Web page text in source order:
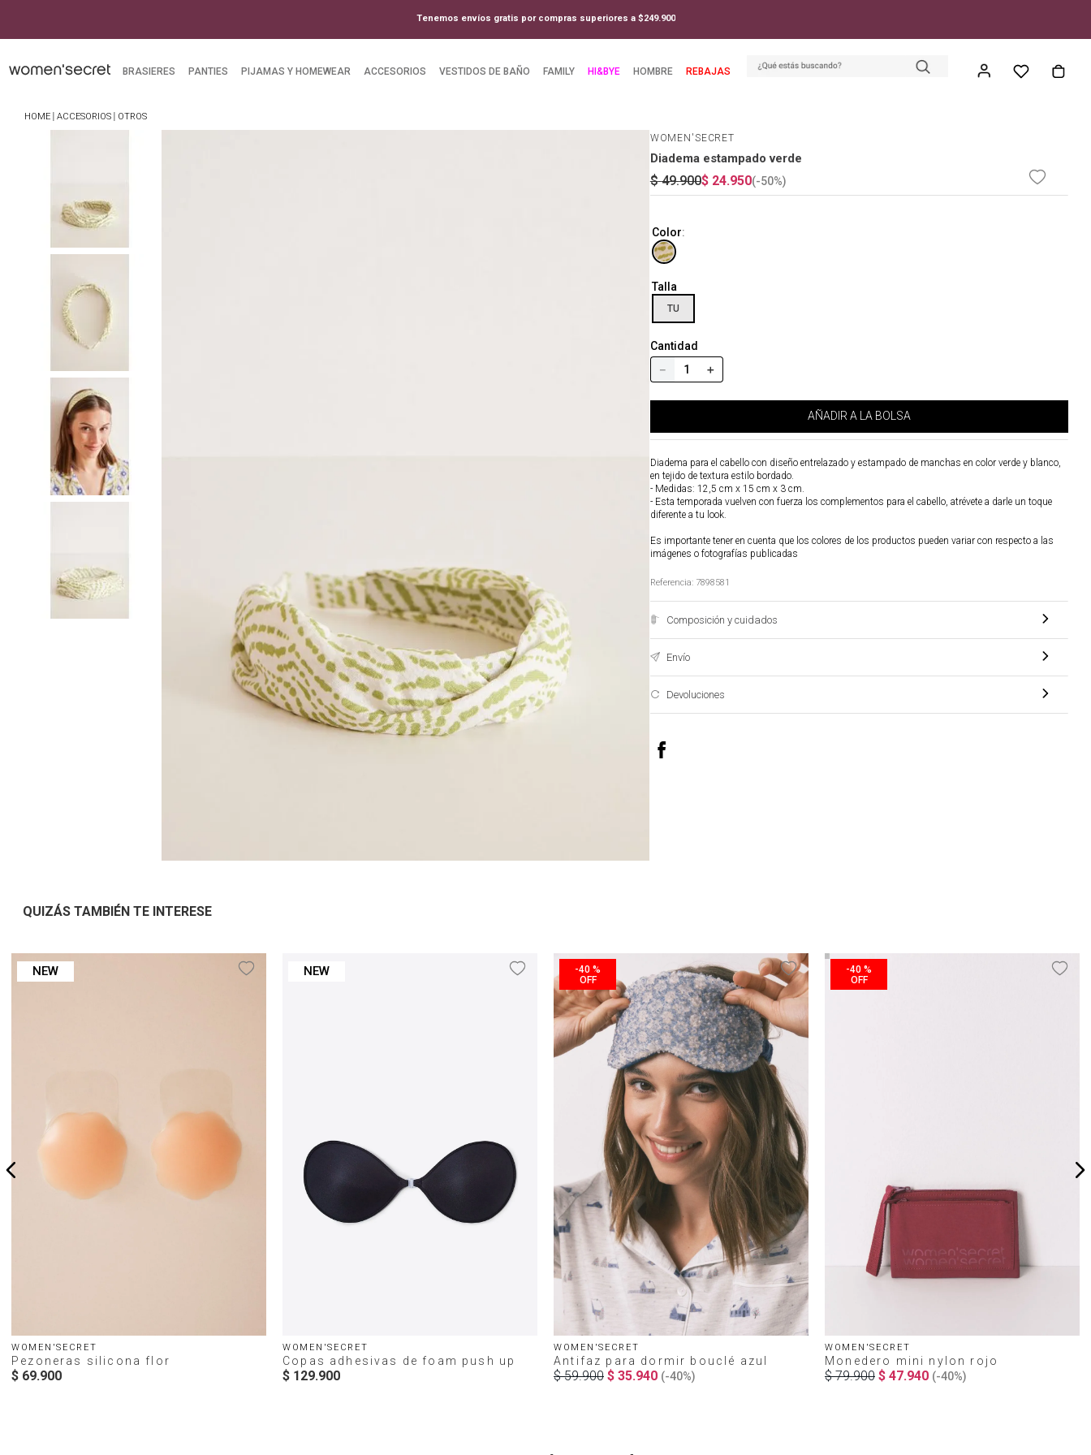
Tenemos envíos gratis por compras superiores a $249.900
BRASIERES PANTIES PIJAMAS Y HOMEWEAR ACCESORIOS VESTIDOS DE BAÑO FAMILY HI&BYE HOMBRE REBAJAS
ACCESORIOS OTROS
WOMEN'SECRET
Diadema estampado verde
$ 49.900$ 24.950(-50%)
Color:
Talla
TU
Cantidad
＋
－
AÑADIR A LA BOLSA
Diadema para el cabello con diseño entrelazado y estampado de manchas en color verde y blanco,
en tejido de textura estilo bordado.
- Medidas: 12,5 cm x 15 cm x 3 cm.
- Esta temporada vuelven con fuerza los complementos para el cabello, atrévete a darle un toque
diferente a tu look.
Es importante tener en cuenta que los colores de los productos pueden variar con respecto a las
imágenes o fotografías publicadas
Referencia: 7898581
Composición y cuidados
Envío
Devoluciones
QUIZÁS TAMBIÉN TE INTERESE
NEW
WOMEN'SECRET
Pezoneras silicona flor
$ 69.900
NEW
WOMEN'SECRET
Copas adhesivas de foam push up
$ 129.900
-40 %
WOMEN'SECRET
Antifaz para dormir bouclé azul
$ 59.900 $ 35.940 (-40%)
-40 %
WOMEN'SECRET
Monedero mini nylon rojo
$ 79.900 $ 47.940 (-40%)